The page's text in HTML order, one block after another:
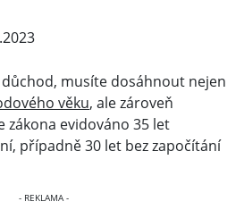
musíte dosáhnout nejen
věku, ale zároveň
evidováno 35 let
případně 30 let bez započítání